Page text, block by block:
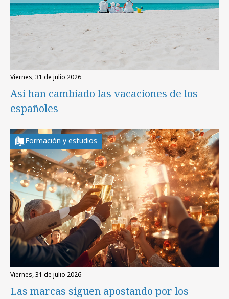
viernes, 31 de julio 2026
Así han cambiado las vacaciones de los
españoles
Formación y estudios
viernes, 31 de julio 2026
Las marcas siguen apostando por los